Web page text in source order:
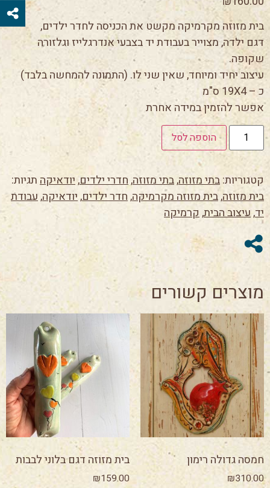
בית מזוזה מקרמיקה מקשט את הכניסה לחדר ילדים,
דגם ילדה, מצוייר בעבודת יד בצבעי אנדרגלייז וגלזורה
שקופה.
עיצוב יחיד ומיוחד, שאין שני לו. (התמונה להמחשה בלבד)
כ – 19X4 ס"מ
אפשר להזמין במידה אחרת
הוספה לסל
קטגוריות:בתי מזוזה,בתי מזוזה,חדרי ילדים,יודאיקהתגיות:
בית מזוזה,בית מזוזה מקרמיקה,חדר ילדים,יודאיקה,עבודת
יד,עיצוב הבית,קרמיקה
מוצרים קשורים
חמסה גדולה רימון
₪310.00
בית מזוזה דגם בלוני לבבות
₪159.00